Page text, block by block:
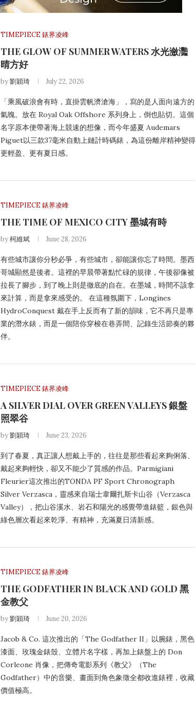
TIMEPIECE 錶界凌峰
THE GLOW OF SUMMER WATERS 水光瀲灩
晴方好
by劉穎琦 July 22, 2026
「乘風破浪會有時，直掛雲帆濟滄海」，寫的是人面向遠方的
氣魄。放在 Royal Oak Offshore 系列身上，倒也貼切。這個
名字原本便帶著海上競速的想像，而今年盛夏 Audemars
Piguet以三款37毫米自動上鏈計時碼錶，為這份離岸精神變得
更輕盈、更有夏日感。
TIMEPIECE 錶界凌峰
THE TIME OF MEXICO CITY 墨城有時
by柯維斌 June 28, 2026
有些城市讓你分秒必爭，有些城市，卻能讓你忘了時間。墨西
哥城顯然是後者。這裡的早晨帶著點忙碌的規律，午後卻像被
拉長了腳步，到了晚上則是徹底的自在。在墨城，時間不該拿
來計算，而是拿來感受的。 在這種氛圍下，Longines
HydroConquest 戴在手上反而有了新的韻味，它不再只是專
業的潛水錶，而是一個陪你穿梭在巷弄間、記錄生活節奏的夥
伴。
TIMEPIECE 錶界凌峰
A SILVER DIAL OVER GREEN VALLEYS 銀盤
照翠谷
by劉穎琦 June 23, 2026
到了春夏，真正讓人想戴上手的，往往是那些看起來夠俐落、
戴起來夠輕快，卻又不能少了質感的作品。Parmigiani
Fleurier這次推出的TONDA PF Sport Chronograph
Silver Verzasca，靈感來自瑞士韋爾扎斯卡山谷（Verzasca
Valley），把山谷溪水、岩石和陽光的感覺帶進錶籃，銀色與
綠色層次看起來乾淨、有精神，充滿夏日清新感。
TIMEPIECE 錶界凌峰
THE GODFATHER IN BLACK AND GOLD 黑
金教父
by劉穎琦 June 20, 2026
Jacob & Co. 這次推出的「The Godfather II」以腕錶，黑色
漆面、玫瑰金錶殼、立體片名字樣，再加上錶盤上的 Don
Corleone 肖像，把傳奇電影系列《教父》（The
Godfather）中的音樂、畫面到角色象徵全都收進錶裡，收藏
價值極高。